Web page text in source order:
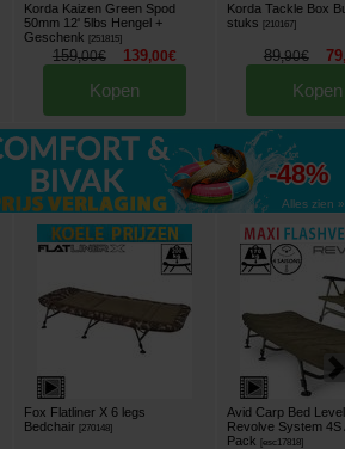
Korda Kaizen Green Spod
50mm 12' 5lbs Hengel +
Geschenk
[251815]
159,00€ 139,00€
Kopen
Korda Tackle Box
stuks
[210167]
89,90€ 79
Kopen
tot
-48%
Alles zien »
Fox Flatliner X 6 legs
Bedchair [270148]
Avid Carp Bed
Revolve System 4S
Pack
[esc17818]